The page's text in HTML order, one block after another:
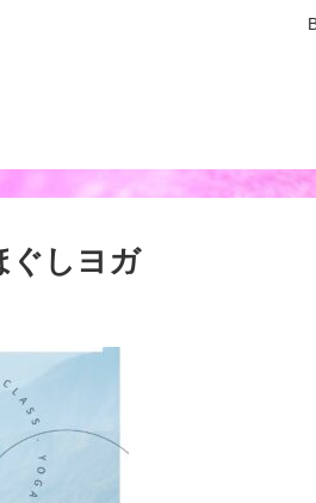
ぐしヨガ